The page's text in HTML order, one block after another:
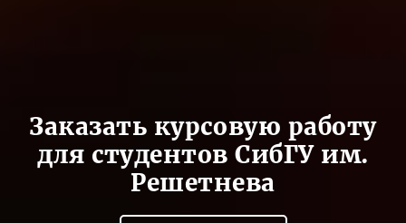
Заказать курсовую работу
для студентов СибГУ им.
Решетнева